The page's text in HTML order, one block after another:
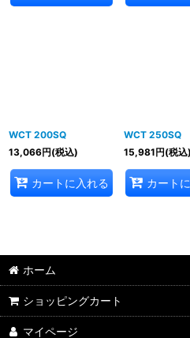
WCT 200SQ
13,066円(税込)
カートに入れる
WCT 250SQ
15,981円(税込)
カート
ホーム
ショッピングカート
マイページ